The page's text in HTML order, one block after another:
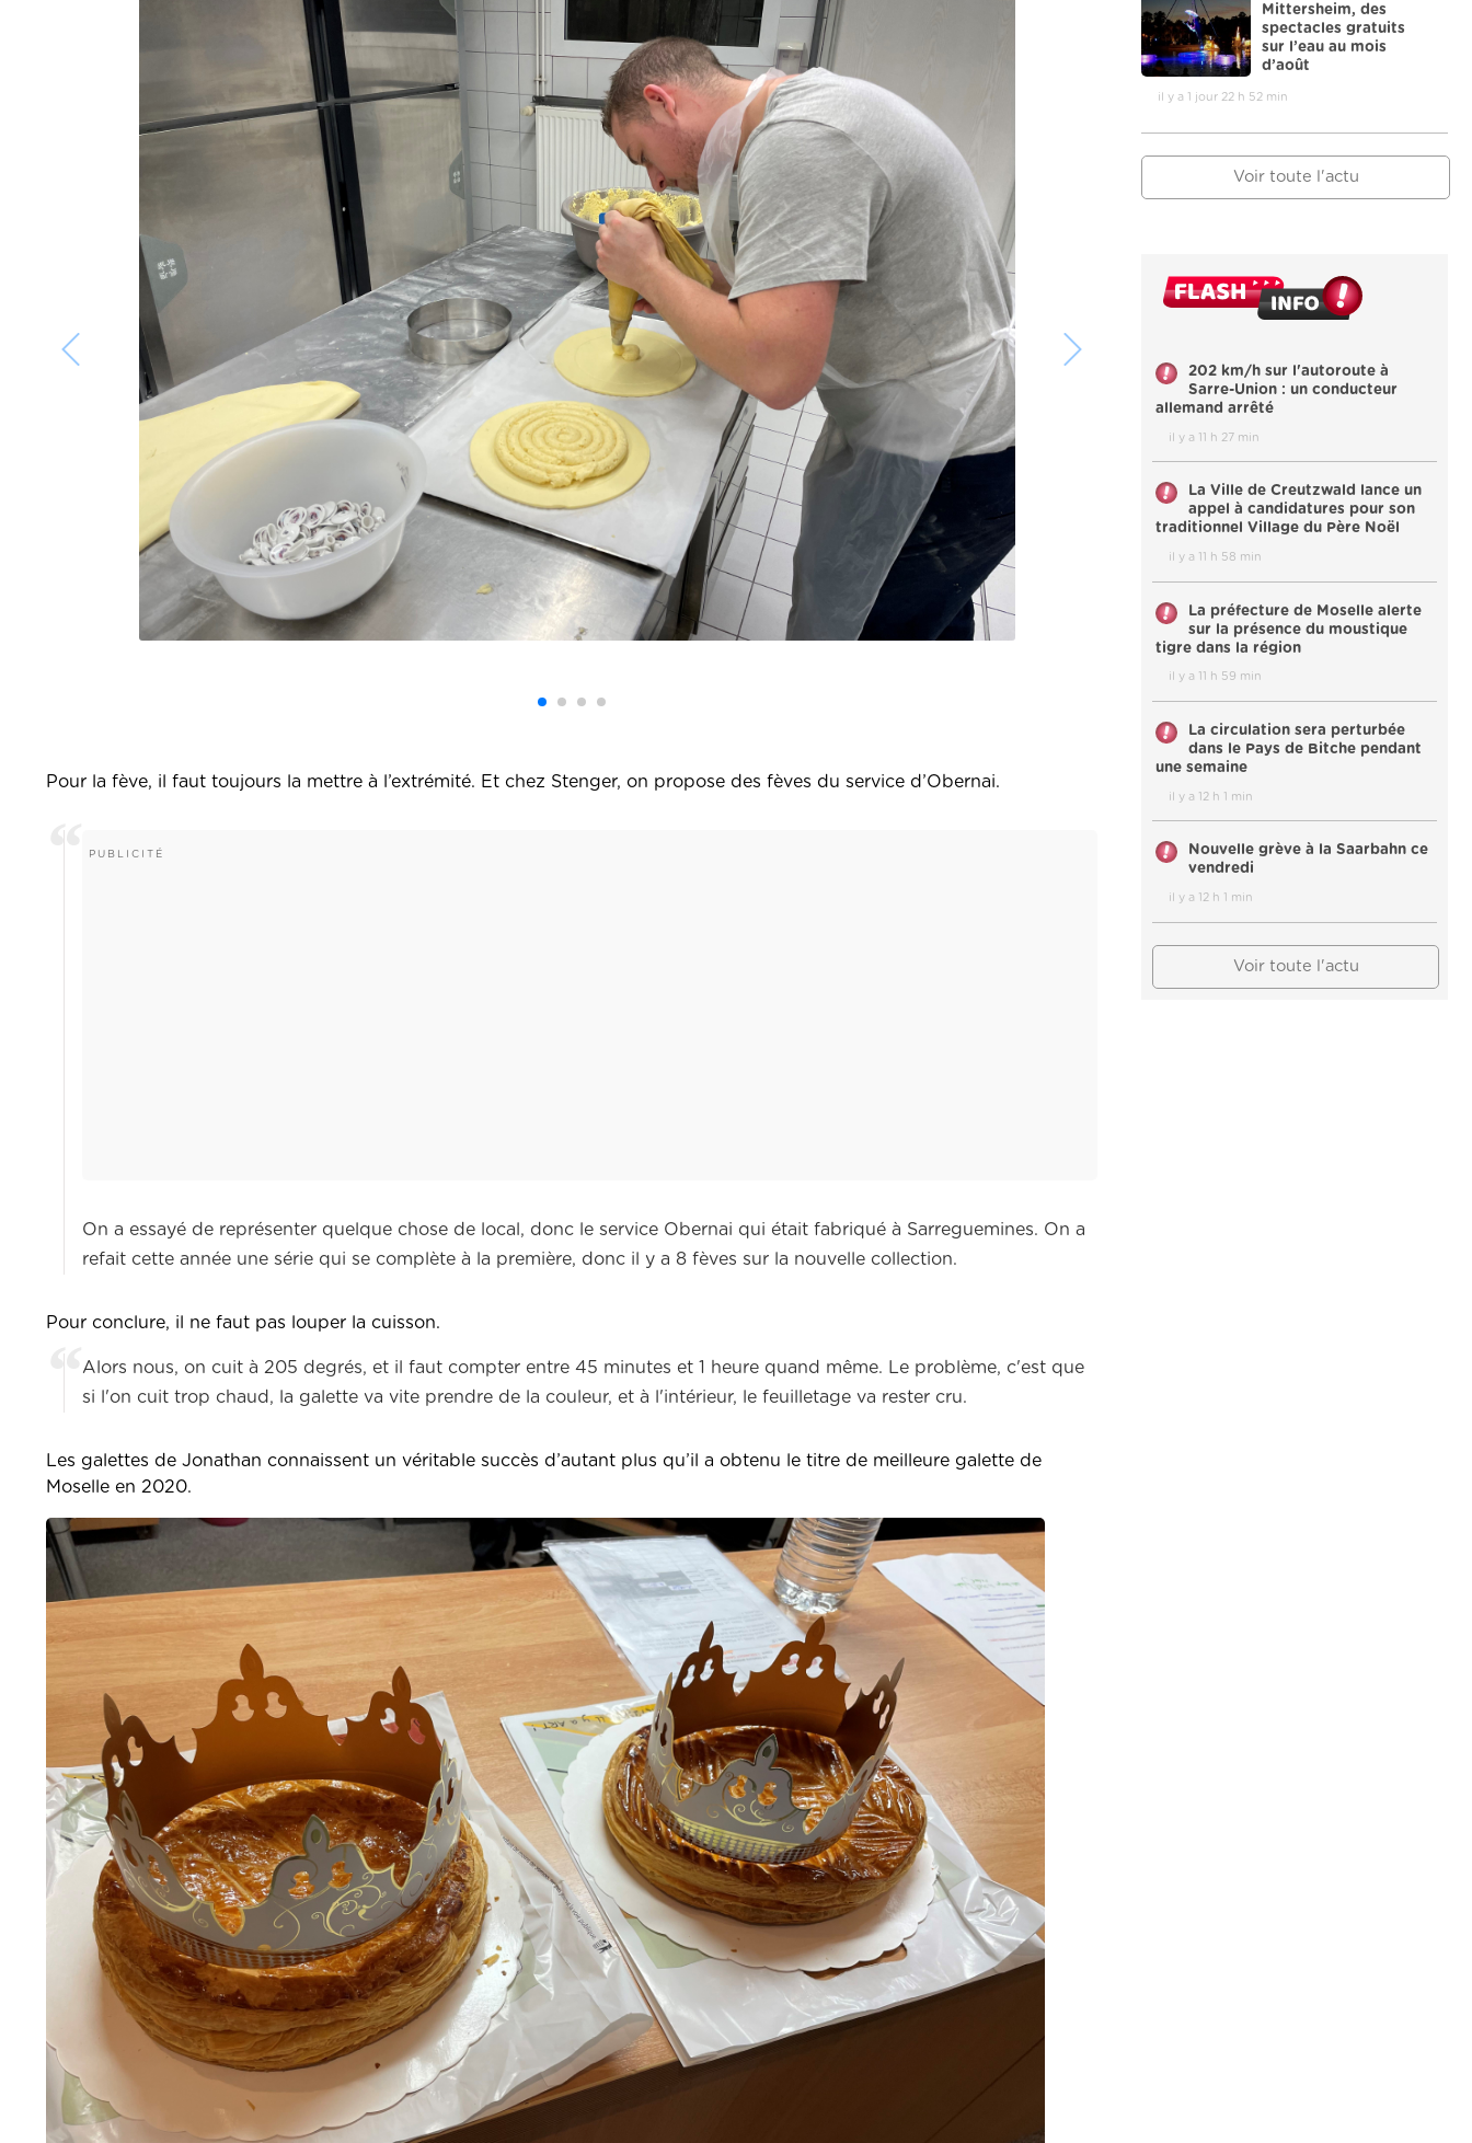
Pour la fève, il faut toujours la mettre à l’extrémité. Et chez Stenger, on propose des fèves du service d’Obernai.
On a essayé de représenter quelque chose de local, donc le service Obernai qui était fabriqué à Sarreguemines. On a
refait cette année une série qui se complète à la première, donc il y a 8 fèves sur la nouvelle collection.
Pour conclure, il ne faut pas louper la cuisson.
Alors nous, on cuit à 205 degrés, et il faut compter entre 45 minutes et 1 heure quand même. Le problème, c'est que
si l'on cuit trop chaud, la galette va vite prendre de la couleur, et à l'intérieur, le feuilletage va rester cru.
Les galettes de Jonathan connaissent un véritable succès d’autant plus qu’il a obtenu le titre de meilleure galette de
Moselle en 2020.
Mittersheim, des
spectacles gratuits
sur l’eau au mois
d’août
il y a 1 jour 22 h 52 min
Voir toute l'actu
202 km/h sur l'autoroute à
Sarre-Union : un conducteur
allemand arrêté
il y a 11 h 27 min
La Ville de Creutzwald lance un
appel à candidatures pour son
traditionnel Village du Père Noël
il y a 11 h 58 min
La préfecture de Moselle alerte
sur la présence du moustique
tigre dans la région
il y a 11 h 59 min
La circulation sera perturbée
dans le Pays de Bitche pendant
une semaine
il y a 12 h 1 min
Nouvelle grève à la Saarbahn ce
vendredi
il y a 12 h 1 min
Voir toute l'actu